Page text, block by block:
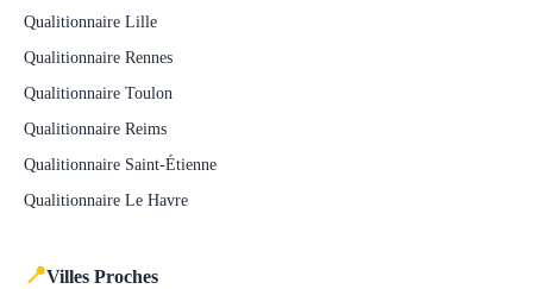
Qualitionnaire Lille
Qualitionnaire Rennes
Qualitionnaire Toulon
Qualitionnaire Reims
Qualitionnaire Saint-Étienne
Qualitionnaire Le Havre
📍Villes Proches